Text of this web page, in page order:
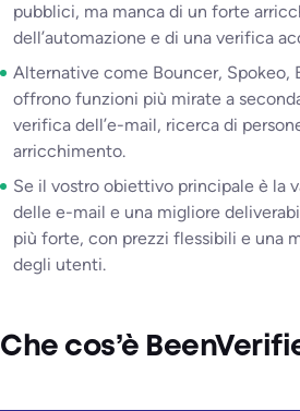
pubblici, ma manca di un forte
dell’automazione e di una verifica
Alternative come Bouncer, Spokeo,
offrono funzioni più mirate a
verifica dell’e-mail, ricerca di
arricchimento.
Se il vostro obiettivo principale è la
delle e-mail e una migliore
più forte, con prezzi flessibili e una
degli utenti.
Che cos’è